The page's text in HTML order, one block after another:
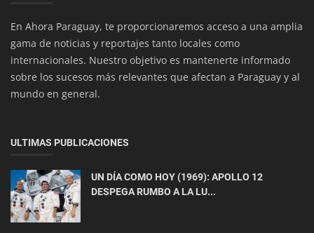
Rita Lee, la reina del rock brasileño Muere de
Cancer Pulmonar
En Ahora Paraguay, te proporcionaremos acceso a una amplia
gama de noticias y reportajes tanto locales como
internacionales. Nuestro objetivo es mantenerte informado
sobre los sucesos más relevantes que afectan a Paraguay y al
mundo en general.
ULTIMAS PUBLICACIONES
UN DÍA COMO HOY (1969): APOLLO 12
DESPEGA RUMBO A LA LU...